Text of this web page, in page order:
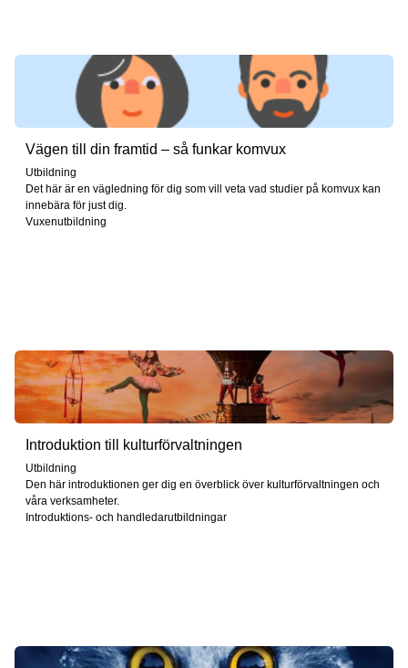
Vägen till din framtid – så funkar komvux
Utbildning
Det här är en vägledning för dig som vill veta vad studier på komvux kan
innebära för just dig.
Vuxenutbildning
Introduktion till kulturförvaltningen
Utbildning
Den här introduktionen ger dig en överblick över kulturförvaltningen och
våra verksamheter.
Introduktions- och handledarutbildningar